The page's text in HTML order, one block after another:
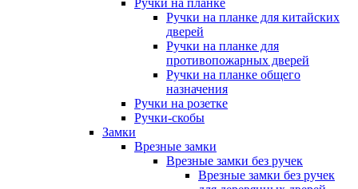
Ручки на планке
Ручки на планке для китайских
дверей
Ручки на планке для
противопожарных дверей
Ручки на планке общего
назначения
Ручки на розетке
Ручки-скобы
Замки
Врезные замки
Врезные замки без ручек
Врезные замки без ручек